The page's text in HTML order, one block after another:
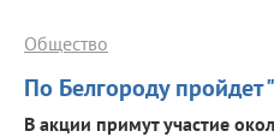
По Белгороду
Общество
В акции примут участие